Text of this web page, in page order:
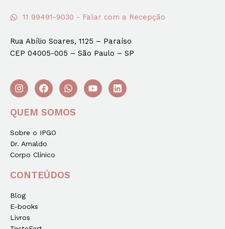
11 99491-9030 - Falar com a Recepção
Rua Abílio Soares, 1125 – Paraíso
CEP 04005-005 – São Paulo – SP
QUEM SOMOS
Sobre o IPGO
Dr. Arnaldo
Corpo Clínico
CONTEÚDOS
Blog
E-books
Livros